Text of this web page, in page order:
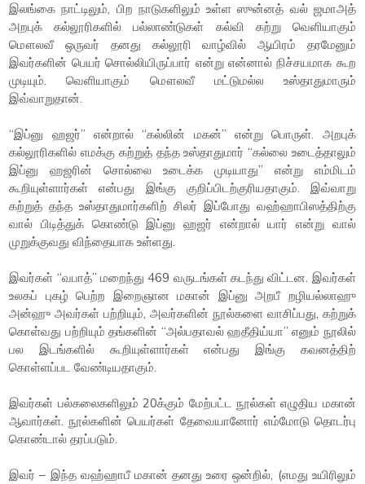
இலங்கை நாட்டிலும், பிற நாடுகளிலும் உள்ள ஸுன்னத் வல் ஜமாஅத்
அறபுக் கல்லூரிகளில் பல்லாண்டுகள் கல்வி கற்று வெளியாகும்
மௌலவீ ஒருவர் தனது கல்லூரி வாழ்வில் ஆயிரம் தரமேனும்
இவர்களின் பெயர் சொல்லியிருப்பார் என்று என்னால் நிச்சயமாக கூற
முடியும். வெளியாகும் மௌலவீ மட்டுமல்ல உஸ்தாதுமாரும்
இவ்வாறுதான்.
“இப்னு ஹஜர்” என்றால் “கல்லின் மகன்” என்று பொருள். அறபுக்
கல்லூரிகளில் எமக்கு கற்றுத் தந்த உஸ்தாதுமார் “கல்லை உடைத்தாலும்
இப்னு ஹஜரின் சொல்லை உடைக்க முடியாது” என்று எம்மிடம்
கூறியுள்ளார்கள் என்பது இங்கு குறிப்பிடற்குரியதாகும். இவ்வாறு
கற்றுத் தந்த உஸ்தாதுமார்களிற் சிலர் இப்போது வஹ்ஹாபிஸத்திற்கு
வால் பிடித்துக் கொண்டு இப்னு ஹஜர் என்றால் யார் என்று வால்
முறுக்குவது விந்தையாக உள்ளது.
இவர்கள் “வபாத்” மறைந்து 469 வருடங்கள் கடந்து விட்டன. இவர்கள்
உலகப் புகழ் பெற்ற இறைஞான மகான் இப்னு அறபீ றழியல்லாஹு
அன்ஹு அவர்கள் பற்றியும், அவர்களின் நூல்களை வாசிப்பது, கற்றுக்
கொள்வது பற்றியும் தங்களின் “அல்பதாவல் ஹதீதிய்யா” எனும் நூலில்
பல இடங்களில் கூறியுள்ளார்கள் என்பது இங்கு கவனத்திற்
கொள்ளப்பட வேண்டியதாகும்.
இவர்கள் பல்கலைகளிலும் 20க்கும் மேற்பட்ட நூல்கள் எழுதிய மகான்
ஆவார்கள். நூல்களின் பெயர்கள் தேவையானோர் எம்மோடு தொடர்பு
கொண்டால் தரப்படும்.
இவர் – இந்த வஹ்ஹாபீ மகான் தனது உரை ஒன்றில், (எமது உயிரிலும்